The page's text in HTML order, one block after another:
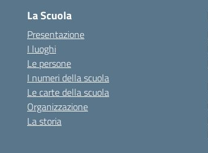
La Scuola
Presentazione
I luoghi
Le persone
I numeri della scuola
Le carte della scuola
Organizzazione
La storia